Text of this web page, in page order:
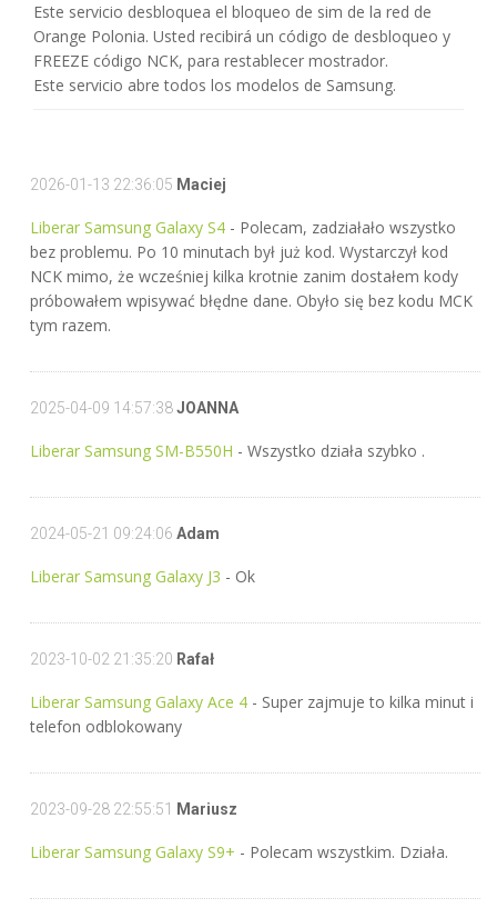
Este servicio desbloquea el bloqueo de sim de la red de
Orange Polonia. Usted recibirá un código de desbloqueo y
FREEZE código NCK, para restablecer mostrador.
Este servicio abre todos los modelos de Samsung.
2026-01-13 22:36:05 Maciej
Liberar Samsung Galaxy S4 - Polecam, zadziałało wszystko
bez problemu. Po 10 minutach był już kod. Wystarczył kod
NCK mimo, że wcześniej kilka krotnie zanim dostałem kody
próbowałem wpisywać błędne dane. Obyło się bez kodu MCK
tym razem.
2025-04-09 14:57:38JOANNA
Liberar Samsung SM-B550H - Wszystko działa szybko .
2024-05-21 09:24:06 Adam
Liberar Samsung Galaxy J3 - Ok
2023-10-02 21:35:20 Rafał
Liberar Samsung Galaxy Ace 4 - Super zajmuje to kilka minut i
telefon odblokowany
2023-09-28 22:55:51 Mariusz
Liberar Samsung Galaxy S9+ - Polecam wszystkim. Działa.